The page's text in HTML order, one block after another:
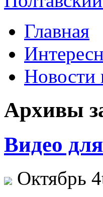
Главная
Архивы
Видео
Октябрь